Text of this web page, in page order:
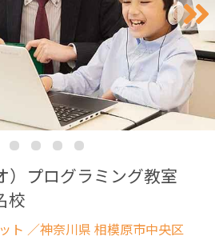
）プログラミング教室
校
ト ／神奈川県 相模原市中央区